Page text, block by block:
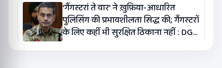
‘गैंगस्टरां ते वार’ ने ख़ुफ़िया-आधारित
पुलिसिंग की प्रभावशीलता सिद्ध की; गैंगस्टरों
के लिए कहीं भी सुरक्षित ठिकाना नहीं : DGP